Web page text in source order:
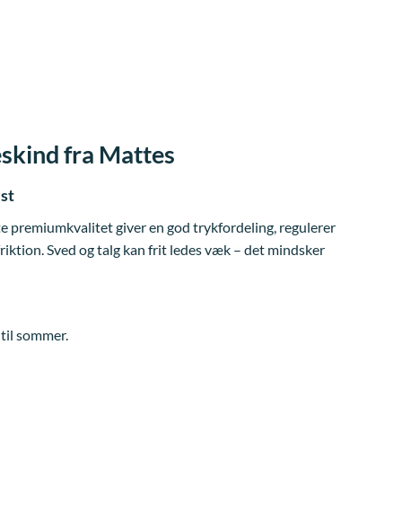
fra Mattes
premiumkvalitet giver en god trykfordeling, regulerer
Sved og talg kan frit ledes væk – det mindsker
sommer.